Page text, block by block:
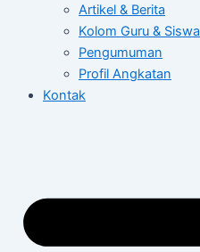
Artikel & Berita
Kolom Guru & Siswa
Pengumuman
Profil Angkatan
Kontak